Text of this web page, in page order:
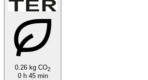
0.26 kg CO2
0 h 45 min